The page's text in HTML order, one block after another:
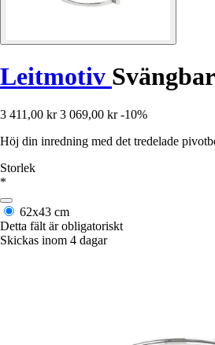
Leitmotiv
3 411,00 kr 3 069,00 kr -10%
Höj din inredning med det tredelade
Storlek
*
62x43 cm
Detta fält är obligatoriskt
Skickas inom 4 dagar